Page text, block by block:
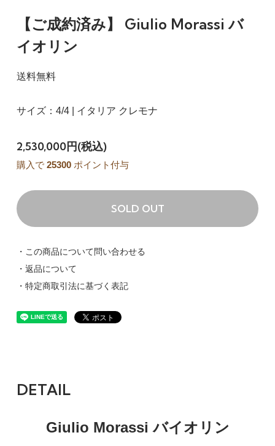
【ご成約済み】 Giulio Morassi バ
イオリン
送料無料
サイズ：4/4 | イタリア クレモナ
2,530,000円(税込)
購入で 25300ポイント付与
SOLD OUT
・この商品について問い合わせる
・返品について
・特定商取引法に基づく表記
DETAIL
Giulio Morassi バイオリン